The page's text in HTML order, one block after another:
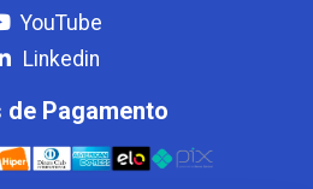
YouTube
Linkedin
de Pagamento